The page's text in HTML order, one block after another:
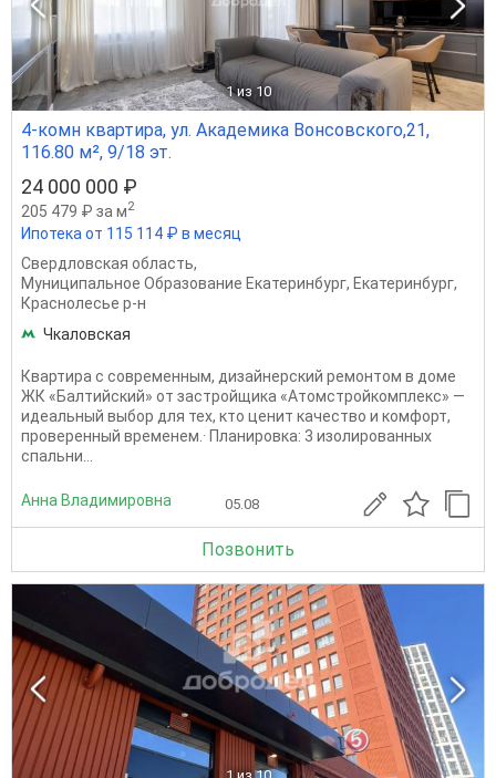
1 из 10
4-комн квартира, ул. Академика Вонсовского,21,
116.80 м², 9/18 эт.
24 000 000 ₽
205 479 ₽ за м2
Ипотека от 115 114 ₽ в месяц
Свердловская область,
Муниципальное Образование Екатеринбург, Екатеринбург,
Краснолесье р-н
Чкаловская
Квартира с современным, дизайнерский ремонтом в доме
ЖК «Балтийский» от застройщика «Атомстройкомплекс» —
идеальный выбор для тех, кто ценит качество и комфорт,
проверенный временем.· Планировка: 3 изолированных
спальни...
Анна Владимировна 05.08
Позвонить